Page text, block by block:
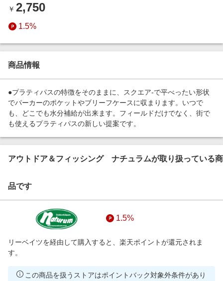
スポーツ・アウトドア・ゴルフ
インテリア・寝具
ペット・花・DIY・車
金融・マネー・保険
デジタルコンテンツ
ビジネス・その他サービス
旅行特集
わくわく夏特集
とことん買い物チャレンジ
Apple公式サイト×楽天カード分割払い
Qoo10メガポ
Samsung ボーナスキャンペーン
週末の高還元 夏の長期版
￥ 2,750
1.5%
商品情報
●プラティパスの特徴をそのままに、スクエア-で平べったい形状
でパーカーのポケットやブリーフケースに収まります。いつで
も、どこでも水分補給が出来ます。フィールドだけでなく、街で
も使えるプラティパスの新しい提案です。
アウトドア＆フィッシング ナチュラムが取り扱っている商
品です
1.5%
リーベイツを経由して購入すると、楽天ポイントが還元されま
す。
この商品を扱うストアはポイントバック対象外条件があり